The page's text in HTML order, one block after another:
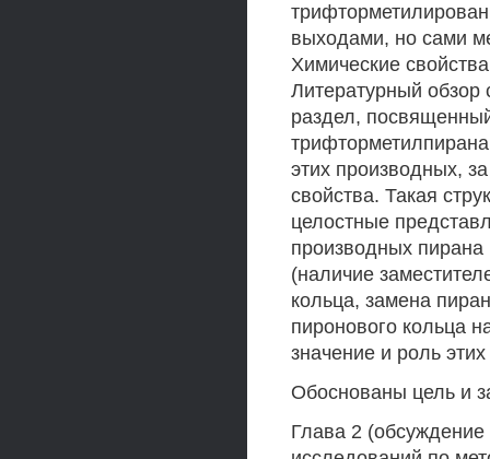
выходами, но сами
Химические
Литературный обзор
раздел,
этих производных,
свойства. Такая
целостные
производных пирана
(наличие
кольца, замена
пиронового кольца
значение и роль
Обоснованы цель и
Глава 2 (обсуждение